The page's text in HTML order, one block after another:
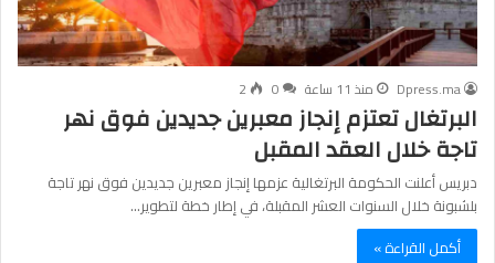
Dpress.ma منذ 11 ساعة 0
2
البرتغال تعتزم إنجاز معبرين جديدين فوق نهر
تاجة خلال العقد المقبل
دبريس أعلنت الحكومة البرتغالية عزمها إنجاز معبرين جديدين فوق نهر تاجة
بلشبونة خلال السنوات العشر المقبلة، في إطار خطة لتطوير…
أكمل القراءة »